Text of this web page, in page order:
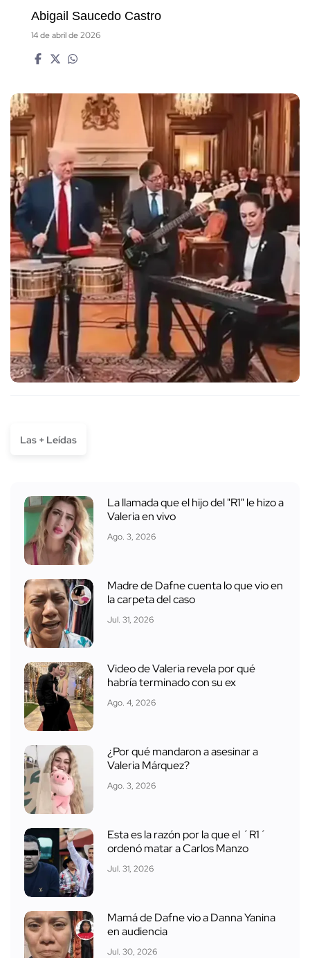
Abigail Saucedo Castro
14 de abril de 2026
Las + Leídas
La llamada que el hijo del "R1" le hizo a
Valeria en vivo
Ago. 3, 2026
Madre de Dafne cuenta lo que vio en
la carpeta del caso
Jul. 31, 2026
Video de Valeria revela por qué
habría terminado con su ex
Ago. 4, 2026
¿Por qué mandaron a asesinar a
Valeria Márquez?
Ago. 3, 2026
Esta es la razón por la que el ´R1´
ordenó matar a Carlos Manzo
Jul. 31, 2026
Mamá de Dafne vio a Danna Yanina
en audiencia
Jul. 30, 2026